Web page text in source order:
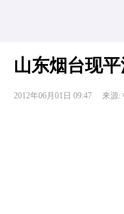
山东烟台现
2012年06月01日 09:47 来源: